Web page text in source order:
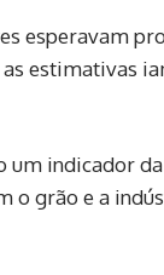
esperavam
estimativas
um indicador
grão e a